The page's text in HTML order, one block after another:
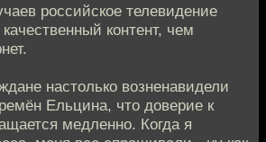
российское телевидение
контент, чем
настолько возненавидели
Ельцина, что доверие к
медленно. Когда я